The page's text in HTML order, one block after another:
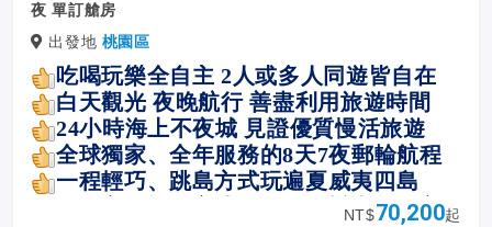
夜 單訂艙房
出發地 桃園區
吃喝玩樂全自主 2人或多人同遊皆自在
白天觀光 夜晚航行 善盡利用旅遊時間
24小時海上不夜城 見證優質慢活旅遊
全球獨家、全年服務的8天7夜郵輪航程
一程輕巧、跳島方式玩遍夏威夷四島
自主的旅遊方式，吃喝玩樂由您作主
NT$70,200起